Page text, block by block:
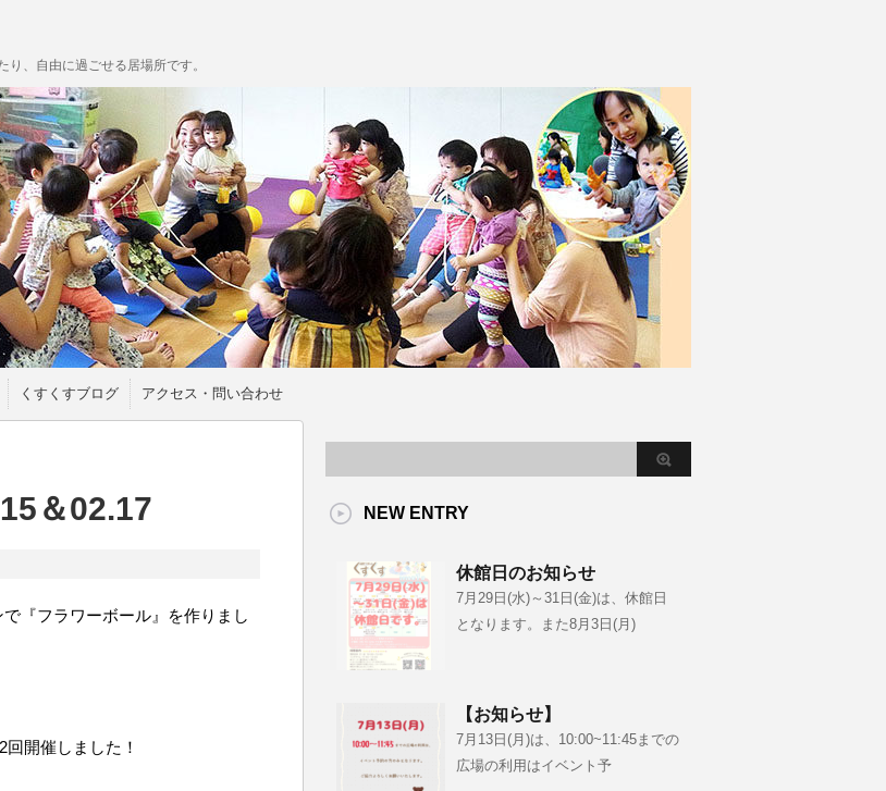
、自由に過ごせる居場所です。
くすくすブログ アクセス・問い合わせ
＆02.17
『フラワーボール』を作りまし
開催しました！
NEW ENTRY
休館日のお知らせ
7月29日(水)～31日(金)は、休館日
となります。また8月3日(月)
【お知らせ】
7月13日(月)は、10:00~11:45までの
広場の利用はイベント予